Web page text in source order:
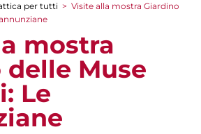
per tutti > Visite alla mostra Giardino
mostra
Muse
Le